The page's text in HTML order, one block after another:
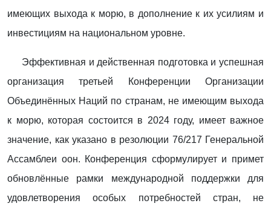
имеющих выхода к морю, в дополнение к их усилиям и
инвестициям на национальном уровне.
Эффективная и действенная подготовка и успешная
организация третьей Конференции Организации
Объединённых Наций по странам, не имеющим выхода
к морю, которая состоится в 2024 году, имеет важное
значение, как указано в резолюции 76/217 Генеральной
Ассамблеи оон. Конференция сформулирует и примет
обновлённые рамки международной поддержки для
удовлетворения особых потребностей стран, не